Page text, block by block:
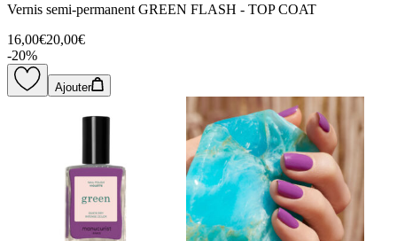
Vernis semi-permanent GREEN FLASH - TOP COAT
16,00€20,00€
-20%
Ajouter